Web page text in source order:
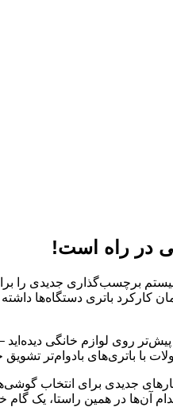
در راه است!
سیستم برچسب‌گذاری جدیدی را
باتری دستگاه‌ها داشته
روی لوازم خانگی
با باتری‌های بادوام‌تر تشویق
جدیدی برای انتخاب
آن‌ها در همین راستا، یک گام